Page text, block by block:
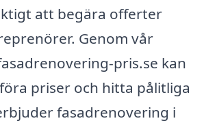
att begära offerter
Genom vår
pris.se kan
priser och hitta pålitliga
fasadrenovering i